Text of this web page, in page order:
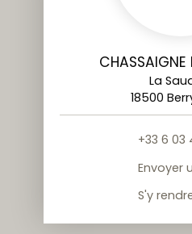
CHASSAIGNE
La
18500
+33 6 03
Envoyer
S'y